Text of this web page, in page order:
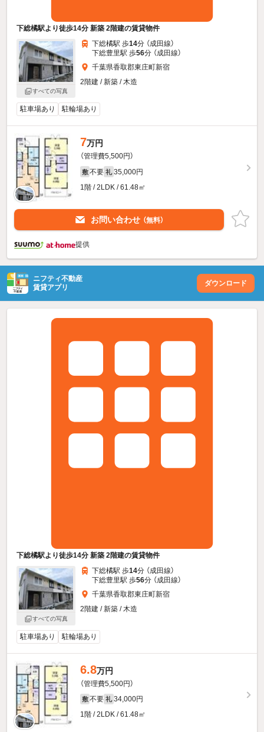
下総橘駅より徒歩14分 新築 2階建の賃貸物件
すべての写真
下総橘駅 歩14分 （成田線）
下総豊里駅 歩56分 （成田線）
千葉県香取郡東庄町新宿
2階建 / 新築 / 木造
駐車場あり 駐輪場あり
7万円
（管理費5,500円）
敷 不要 礼 35,000円
1階 / 2LDK / 61.48㎡
お問い合わせ （無料）
提供
ニフティ不動産
賃貸アプリ
ダウンロード
下総橘駅より徒歩14分 新築 2階建の賃貸物件
すべての写真
下総橘駅 歩14分 （成田線）
下総豊里駅 歩56分 （成田線）
千葉県香取郡東庄町新宿
2階建 / 新築 / 木造
駐車場あり 駐輪場あり
6.8万円
（管理費5,500円）
敷 不要 礼 34,000円
1階 / 2LDK / 61.48㎡